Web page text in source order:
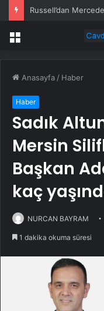
Russell’dan
Menü
Anasayfa / Haber
Haber
Sadık
Mersin
Başkan
kaç
NURCAN BAYRAM
1 dakika okuma süresi